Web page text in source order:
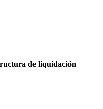
de liquidación